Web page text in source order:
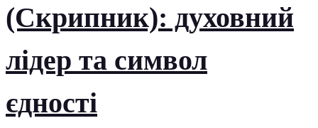
(Скрипник): духовний
лідер та символ
єдності